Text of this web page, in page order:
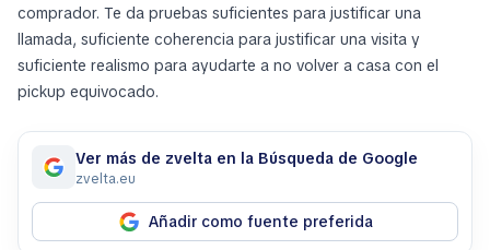
comprador. Te da pruebas suficientes para justificar una
llamada, suficiente coherencia para justificar una visita y
suficiente realismo para ayudarte a no volver a casa con el
pickup equivocado.
Ver más de zvelta en la Búsqueda de Google
zvelta.eu
Añadir como fuente preferida